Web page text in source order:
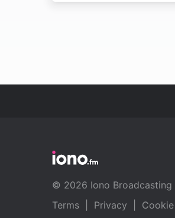
© 2026 Iono Broadcasting
Terms
Privacy